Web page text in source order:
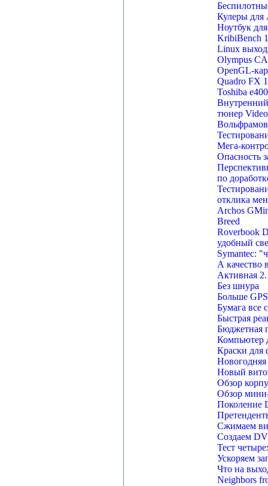
Кулеры для
Ноутбук
KribiBench
Linux
Olympus
OpenGL-
Quadro FX
Toshiba
тюнер
Мега-
Опасность
по
отклика
Archos
Breed
Roverbook
удобный
Symantec:
А качество
Активная
Без шнура
Больше
Бумага все
Быстрая
Бюджетная
Компьютер
Краски для
Новогодняя
Новый
Обзор
Обзор
Поколение
Сжимаем
Создаем
Тест
Ускоряем
Что на
Neighbors